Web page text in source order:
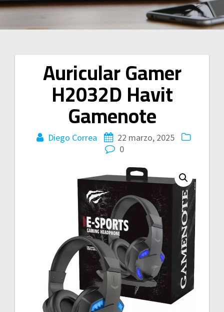
Auricular Gamer
H2032D Havit
Gamenote
Diego Correa
22 marzo, 2025
0
Navegación
entradas